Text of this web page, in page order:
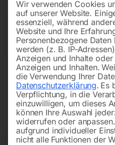
Wir verwenden Cookies
auf unserer Website.
essenziell, während
Website und Ihre
Personenbezogene
werden (z. B. IP-
Anzeigen und Inhalte
Anzeigen und Inhalten.
die Verwendung Ihrer
Datenschutzerklärung. Es
Verpflichtung, in die
einzuwilligen, um dieses
können Ihre Auswahl
widerrufen oder anpassen.
aufgrund individueller
nicht alle Funktionen der